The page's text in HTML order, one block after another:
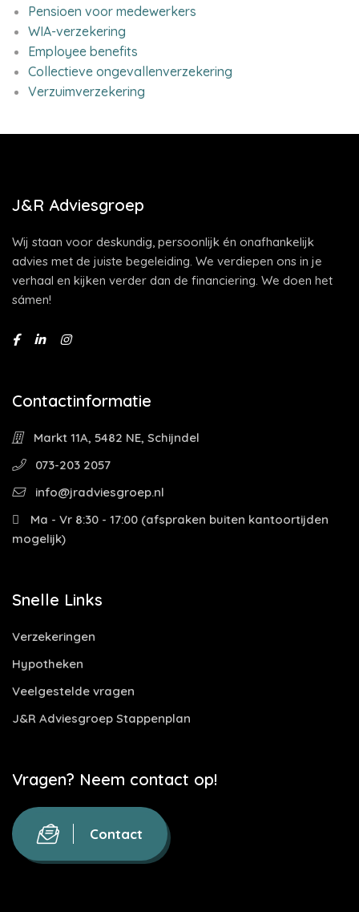
Pensioen voor medewerkers
WIA-verzekering
Employee benefits
Collectieve ongevallenverzekering
Verzuimverzekering
J&R Adviesgroep
Wij staan voor deskundig, persoonlijk én onafhankelijk
advies met de juiste begeleiding. We verdiepen ons in je
verhaal en kijken verder dan de financiering. We doen het
sámen!
Contactinformatie
Markt 11A, 5482 NE, Schijndel
073-203 2057
info@jradviesgroep.nl
Ma - Vr 8:30 - 17:00 (afspraken buiten kantoortijden
mogelijk)
Snelle Links
Verzekeringen
Hypotheken
Veelgestelde vragen
J&R Adviesgroep Stappenplan
Vragen? Neem contact op!
Contact